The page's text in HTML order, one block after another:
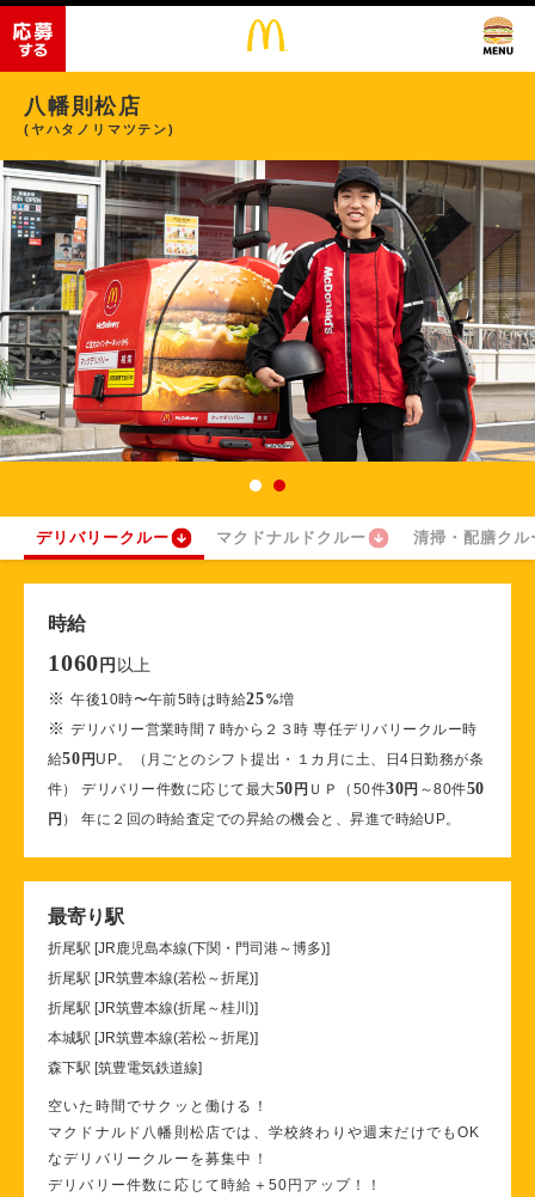
八幡則松店
(ヤハタノリマツテン)
デリバリークルー マクドナルドクルー 清掃・配膳クル
時給
1060 円 以上
※午後10時〜午前5時は時給25%増
※デリバリー営業時間７時から２３時 専任デリバリークルー時
給50円UP。（月ごとのシフト提出・１カ月に土、日4日勤務が条
件） デリバリー件数に応じて最大50円 ＵＰ（50件30円 ～80件50
円 ） 年に２回の時給査定での昇給の機会と、昇進で時給UP。
最寄り駅
折尾駅 [JR鹿児島本線(下関・門司港～博多)]
折尾駅 [JR筑豊本線(若松～折尾)]
折尾駅 [JR筑豊本線(折尾～桂川)]
本城駅 [JR筑豊本線(若松～折尾)]
森下駅 [筑豊電気鉄道線]
空いた時間でサクッと働ける！
マクドナルド八幡則松店では、学校終わりや週末だけでもOK
なデリバリークルーを募集中！
デリバリー件数に応じて時給＋50円アップ！！